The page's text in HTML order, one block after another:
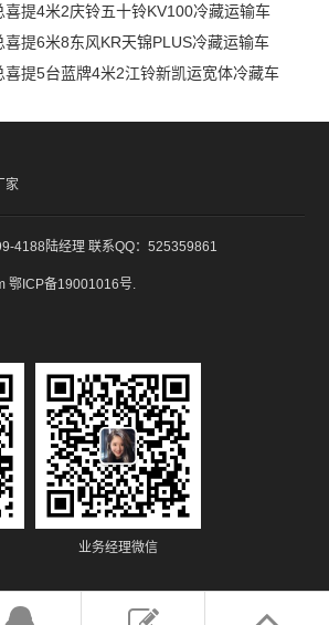
喜提4米2庆铃五十铃KV100冷藏运输车
喜提6米8东风KR天锦PLUS冷藏运输车
喜提5台蓝牌4米2江铃新凯运宽体冷藏车
家
4188陆经理 联系QQ：525359861
鄂ICP备19001016号.
业务经理微信